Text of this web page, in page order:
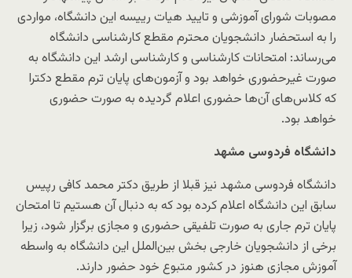
مصوبات شورای آموزشی و تایید هیات رییسه این دانشگاه، مواردی
را به استحضار دانشجویان محترم مقطع کارشناسی دانشگاه
می‌رساند: امتحانات کارشناسی و کارشناسی ارشد این دانشگاه به
صورت غیرحضوری خواهد بود و آزمون‌های پایان ترم مقطع دکترا
که کلاس‌های آن‌ها حضوری اعلام گردیده به صورت حضوری
خواهد بود.
دانشگاه فردوسی مشهد
دانشگاه فردوسی مشهد نیز قبلا از طریق دکتر محمد کافی رپیس
سابق این دانشگاه اعلام کرده بود که به دنبال آن هستیم تا امتحان
پایان ترم جاری به صورت تلفیقی حضوری و مجازی برگزار شود، زیرا
برخی از دانشجویان خارجی بخش بین‌الملل این دانشگاه به واسطه
آموزش مجازی هنوز در کشور متبوع خود حضور دارند.